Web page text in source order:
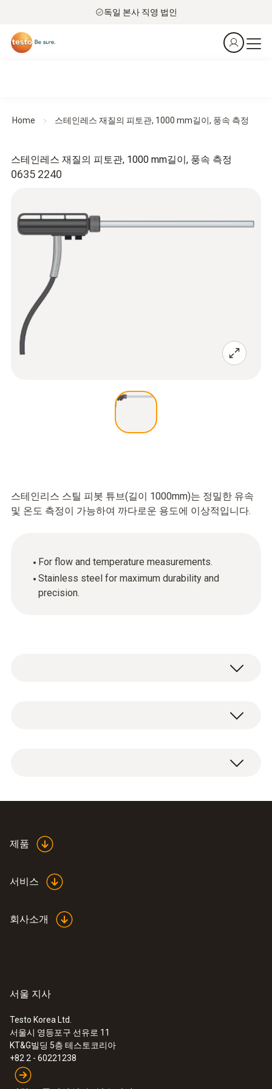
독일 본사 직영 법인
Home 스테인레스 재질의 피토관, 1000 mm길이, 풍속 측정
0635 2240
스테인레스 재질의 피토관, 1000 mm길이, 풍속 측정
스테인리스 스틸 피봇 튜브(길이 1000mm)는 정밀한 유속
및 온도 측정이 가능하여 까다로운 용도에 이상적입니다.
For flow and temperature measurements.
Stainless steel for maximum durability and
precision.
기술 데이터
측정 범위
직경
8 mm
Pitot tube factor
0.67
길이 1000mm의 스테인리스 스틸 피토 튜브.
:0560 5210
testo 521 - 압력계
제품
서비스
회사소개
서울 지사
Testo Korea Ltd.
서울시 영등포구 선유로 11
KT&G빌딩 5층 테스토코리아
+82 2 - 60221238